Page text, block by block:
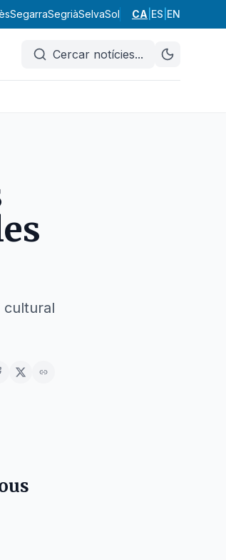
SegarraSegriàSelvaSolsonès Tarragonès
CA ES EN
Cercar notícies...
cultural